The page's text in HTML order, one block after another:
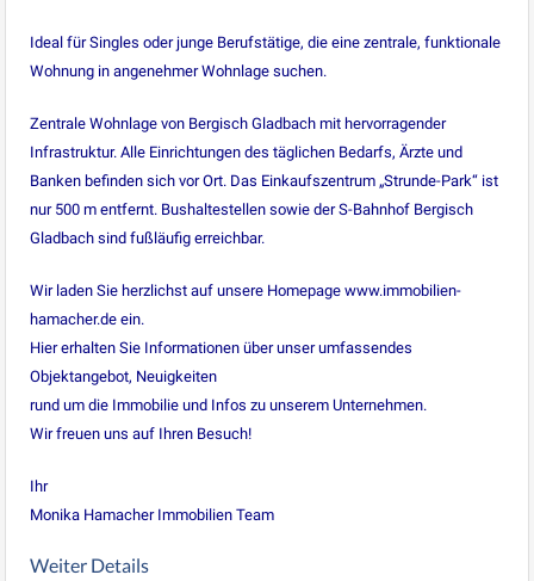
Ideal für Singles oder junge Berufstätige, die eine zentrale, funktionale
Wohnung in angenehmer Wohnlage suchen.
Zentrale Wohnlage von Bergisch Gladbach mit hervorragender
Infrastruktur. Alle Einrichtungen des täglichen Bedarfs, Ärzte und
Banken befinden sich vor Ort. Das Einkaufszentrum „Strunde-Park“ ist
nur 500 m entfernt. Bushaltestellen sowie der S-Bahnhof Bergisch
Gladbach sind fußläufig erreichbar.
Wir laden Sie herzlichst auf unsere Homepage www.immobilien-
hamacher.de ein.
Hier erhalten Sie Informationen über unser umfassendes
Objektangebot, Neuigkeiten
rund um die Immobilie und Infos zu unserem Unternehmen.
Wir freuen uns auf Ihren Besuch!
Ihr
Monika Hamacher Immobilien Team
Weiter Details